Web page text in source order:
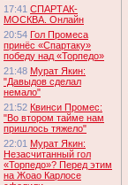
17:41 СПАРТАК-
МОСКВА. Онлайн
20:54 Гол Промеса
принёс «Спартаку»
победу над «Торпедо»
21:48 Мурат Якин:
"Давыдов сделал
немало"
21:52 Квинси Промес:
"Во втором тайме нам
пришлось тяжело"
22:01 Мурат Якин:
Незасчитанный гол
«Торпедо»? Перед этим
на Жоао Карлосе